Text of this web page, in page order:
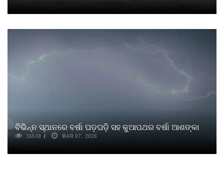
ବିଭିନ୍ନ ସ୍ଥାନରେ ବର୍ଷା ଘଡ଼ଘଡ଼ି ସହ କୁଆପଥର ବର୍ଷା ଆଶଙ୍କା
15539 MAR 07, 2026